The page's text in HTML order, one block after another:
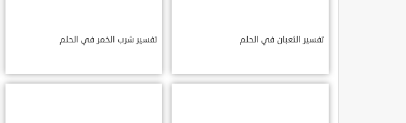
تفسير الثعبان في الحلم تفسير شرب الخمر في الحلم